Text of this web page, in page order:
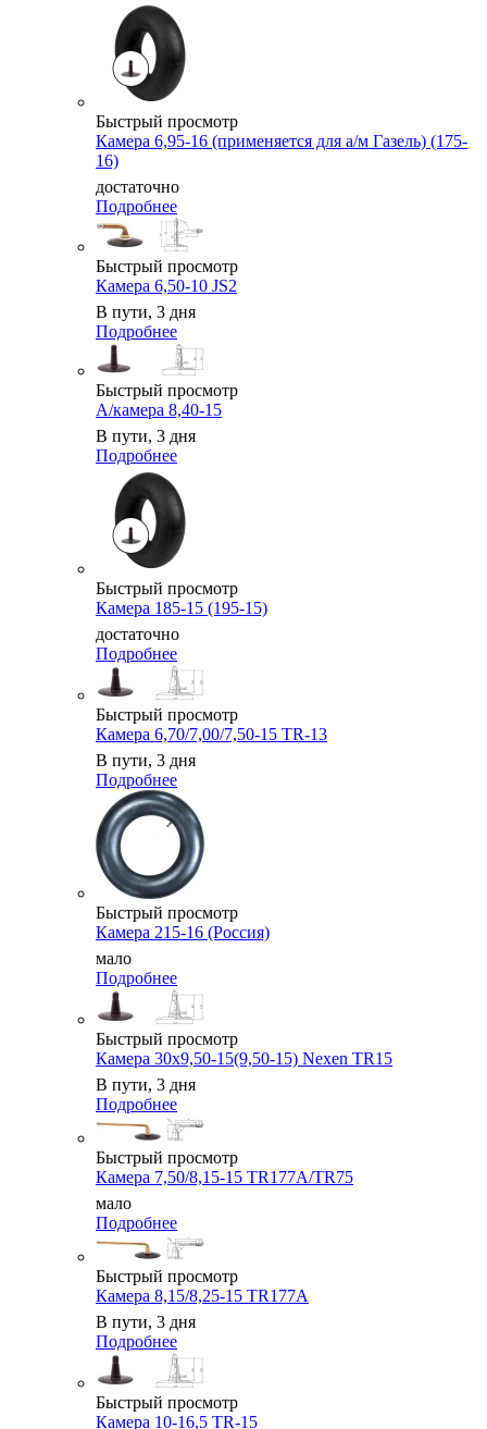
Быстрый просмотр
Камера 6,95-16 (применяется для а/м Газель) (175-
16)
достаточно
Подробнее
Быстрый просмотр
Камера 6,50-10 JS2
В пути, 3 дня
Подробнее
Быстрый просмотр
А/камера 8,40-15
В пути, 3 дня
Подробнее
Быстрый просмотр
Камера 185-15 (195-15)
достаточно
Подробнее
Быстрый просмотр
Камера 6,70/7,00/7,50-15 TR-13
В пути, 3 дня
Подробнее
Быстрый просмотр
Камера 215-16 (Россия)
мало
Подробнее
Быстрый просмотр
Камера 30x9,50-15(9,50-15) Nexen TR15
В пути, 3 дня
Подробнее
Быстрый просмотр
Камера 7,50/8,15-15 TR177A/TR75
мало
Подробнее
Быстрый просмотр
Камера 8,15/8,25-15 TR177A
В пути, 3 дня
Подробнее
Быстрый просмотр
Камера 10-16,5 TR-15